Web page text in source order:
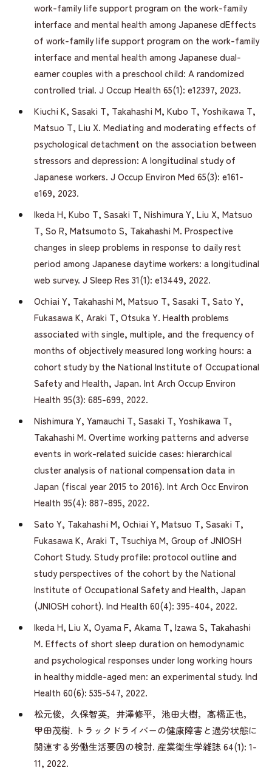
work-family life support program on the work-family
interface and mental health among Japanese dEffects
of work-family life support program on the work-family
interface and mental health among Japanese dual-
earner couples with a preschool child: A randomized
controlled trial. J Occup Health 65(1): e12397, 2023.
Kiuchi K, Sasaki T, Takahashi M, Kubo T, Yoshikawa T,
Matsuo T, Liu X. Mediating and moderating effects of
psychological detachment on the association between
stressors and depression: A longitudinal study of
Japanese workers. J Occup Environ Med 65(3): e161-
e169, 2023.
Ikeda H, Kubo T, Sasaki T, Nishimura Y, Liu X, Matsuo
T, So R, Matsumoto S, Takahashi M. Prospective
changes in sleep problems in response to daily rest
period among Japanese daytime workers: a longitudinal
web survey. J Sleep Res 31(1): e13449, 2022.
Ochiai Y, Takahashi M, Matsuo T, Sasaki T, Sato Y,
Fukasawa K, Araki T, Otsuka Y. Health problems
associated with single, multiple, and the frequency of
months of objectively measured long working hours: a
cohort study by the National Institute of Occupational
Safety and Health, Japan. Int Arch Occup Environ
Health 95(3): 685-699, 2022.
Nishimura Y, Yamauchi T, Sasaki T, Yoshikawa T,
Takahashi M. Overtime working patterns and adverse
events in work-related suicide cases: hierarchical
cluster analysis of national compensation data in
Japan (fiscal year 2015 to 2016). Int Arch Occ Environ
Health 95(4): 887-895, 2022.
Sato Y, Takahashi M, Ochiai Y, Matsuo T, Sasaki T,
Fukasawa K, Araki T, Tsuchiya M, Group of JNIOSH
Cohort Study. Study profile: protocol outline and
study perspectives of the cohort by the National
Institute of Occupational Safety and Health, Japan
(JNIOSH cohort). Ind Health 60(4): 395-404, 2022.
Ikeda H, Liu X, Oyama F, Akama T, Izawa S, Takahashi
M. Effects of short sleep duration on hemodynamic
and psychological responses under long working hours
in healthy middle-aged men: an experimental study. Ind
Health 60(6): 535-547, 2022.
松元俊，久保智英，井澤修平，池田大樹，高橋正也，
甲田茂樹. トラックドライバーの健康障害と過労状態に
関連する労働生活要因の検討. 産業衛生学雑誌 64(1): 1-
11, 2022.